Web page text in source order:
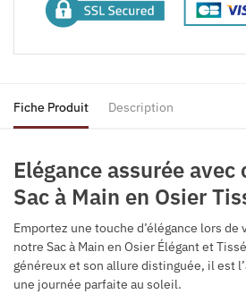
Fiche Produit Description
Elégance assurée
Sac à Main en Osier
Emportez une touche d’élégance lors
notre Sac à Main en Osier Élégant et
généreux et son allure distinguée, il est
une journée parfaite au soleil.